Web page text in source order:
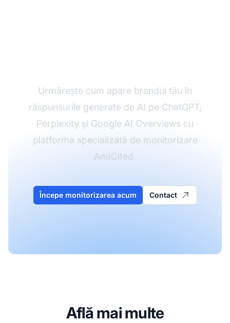
Urmărește cum apare brandul tău în
răspunsurile generate de AI pe ChatGPT,
Perplexity și Google AI Overviews cu
platforma specializată de monitorizare
AmICited.
Începe monitorizarea acum Contact
Află mai multe